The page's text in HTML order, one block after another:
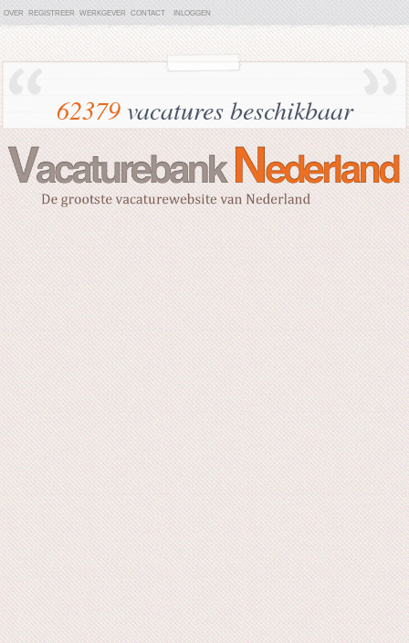
OVER REGISTREER WERKGEVER CONTACT INLOGGEN
62379vacatures beschikbaar